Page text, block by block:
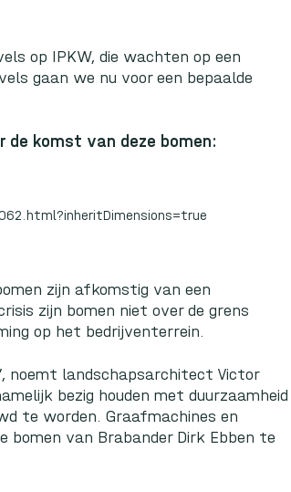
op IPKW, die wachten op een
gaan we nu voor een bepaalde
de komst van deze bomen:
zijn afkomstig van een
zijn bomen niet over de grens
op het bedrijventerrein.
noemt landschapsarchitect Victor
bezig houden met duurzaamheid
te worden. Graafmachines en
bomen van Brabander Dirk Ebben te